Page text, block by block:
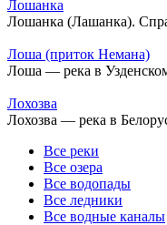
Лошанка
Лошанка (Лашанка).
Лоша (приток Немана)
Лоша — река в
Лохозва
Лохозва — река в
Все реки
Все озера
Все водопады
Все ледники
Все водные каналы